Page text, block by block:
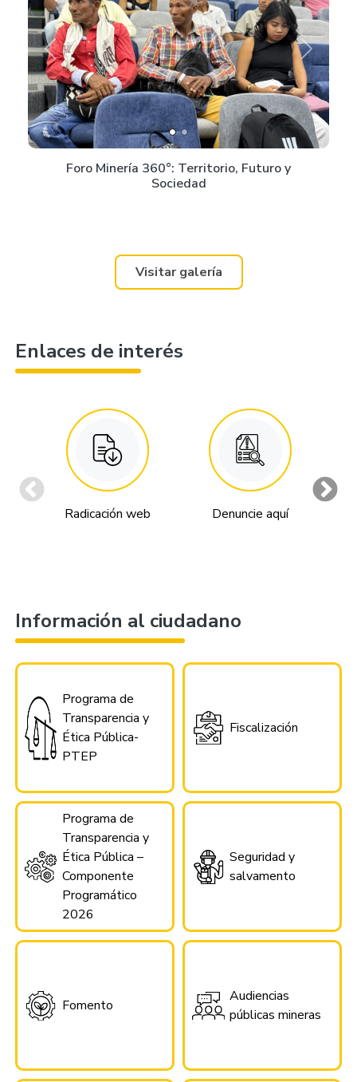
Previous Next
Foro Minería 360°: Territorio, Futuro y
Sociedad
Visitar galería
Enlaces de interés
Radicación web Denuncie aquí
Información al ciudadano
Programa de
Transparencia y
Ética Pública-
PTEP
Fiscalización
Programa de
Transparencia y
Ética Pública –
Componente
Programático
2026
Seguridad y
salvamento
Fomento
Audiencias
públicas mineras